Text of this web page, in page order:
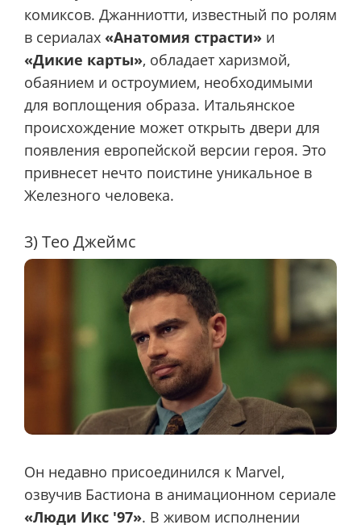
комиксов. Джанниотти, известный по ролям
в сериалах «Анатомия страсти» и
«Дикие карты», обладает харизмой,
обаянием и остроумием, необходимыми
для воплощения образа. Итальянское
происхождение может открыть двери для
появления европейской версии героя. Это
привнесет нечто поистине уникальное в
Железного человека.
3) Тео Джеймс
Он недавно присоединился к Marvel,
озвучив Бастиона в анимационном сериале
«Люди Икс '97». В живом исполнении